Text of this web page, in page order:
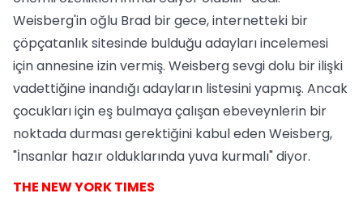
Weisberg'in oğlu Brad bir gece, internetteki bir
çöpçatanlık sitesinde bulduğu adayları incelemesi
için annesine izin vermiş. Weisberg sevgi dolu bir ilişki
vadettiğine inandığı adayların listesini yapmış. Ancak
çocukları için eş bulmaya çalışan ebeveynlerin bir
noktada durması gerektiğini kabul eden Weisberg,
"İnsanlar hazır olduklarında yuva kurmalı" diyor.
THE NEW YORK TIMES